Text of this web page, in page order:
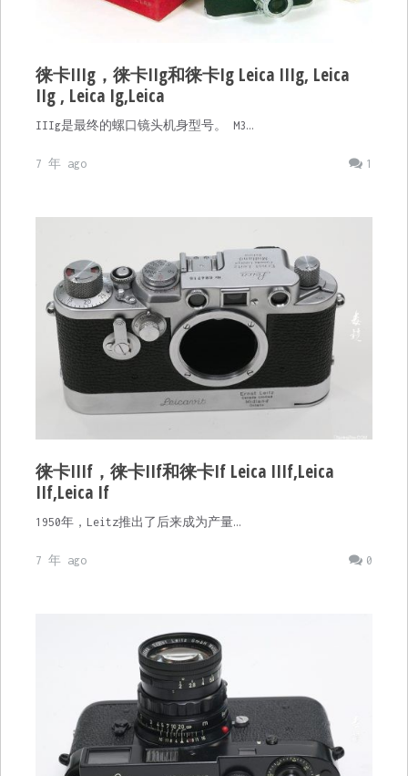
徕卡IIIg，徕卡IIg和徕卡Ig Leica IIIg, Leica
IIg , Leica Ig,Leica
IIIg是最终的螺口镜头机身型号。 M3…
1
7 年 ago
徕卡IIIf，徕卡IIf和徕卡If Leica IIIf,Leica
IIf,Leica If
1950年，Leitz推出了后来成为产量…
0
7 年 ago